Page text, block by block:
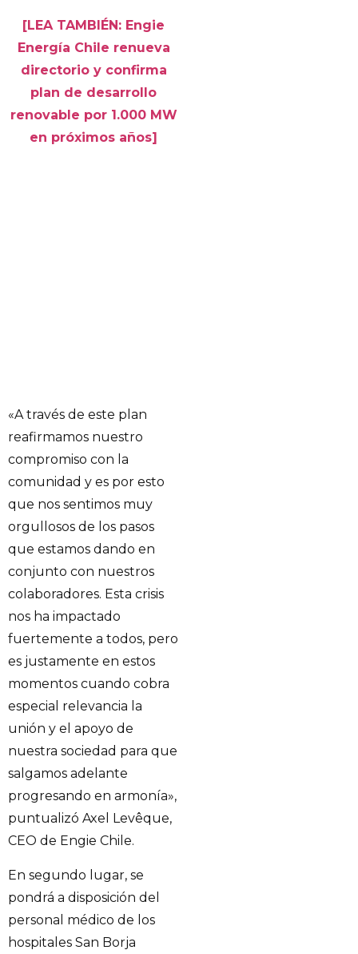
[LEA TAMBIÉN: Engie
Energía Chile renueva
directorio y confirma
plan de desarrollo
renovable por 1.000 MW
en próximos años]
«A través de este plan
reafirmamos nuestro
compromiso con la
comunidad y es por esto
que nos sentimos muy
orgullosos de los pasos
que estamos dando en
conjunto con nuestros
colaboradores. Esta crisis
nos ha impactado
fuertemente a todos, pero
es justamente en estos
momentos cuando cobra
especial relevancia la
unión y el apoyo de
nuestra sociedad para que
salgamos adelante
progresando en armonía»,
puntualizó Axel Levêque,
CEO de Engie Chile.
En segundo lugar, se
pondrá a disposición del
personal médico de los
hospitales San Borja